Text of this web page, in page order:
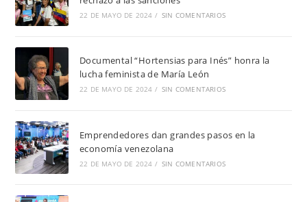
22 DE MAYO DE 2024 / SIN COMENTARIOS
Documental “Hortensias para Inés” honra la
lucha feminista de María León
22 DE MAYO DE 2024 / SIN COMENTARIOS
Emprendedores dan grandes pasos en la
economía venezolana
22 DE MAYO DE 2024 / SIN COMENTARIOS